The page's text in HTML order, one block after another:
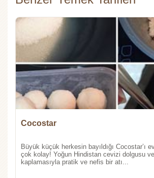
Cocostar
Büyük küçük herkesin bayıldığı Cocostar’ı
çok kolay! Yoğun Hindistan cevizi dolgusu
kaplamasıyla pratik ve nefis bir atı...